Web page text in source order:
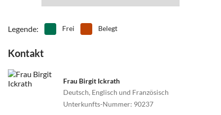
Legende: Frei Belegt
Kontakt
Frau Birgit Ickrath
Deutsch, Englisch und Französisch
Unterkunfts-Nummer: 90237